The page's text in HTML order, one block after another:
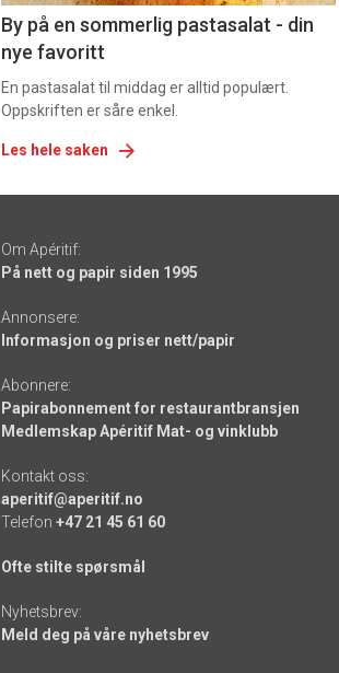
By på en sommerlig pastasalat - din
nye favoritt
En pastasalat til middag er alltid populært.
Oppskriften er såre enkel.
Les hele saken
Om Apéritif:
På nett og papir siden 1995
Annonsere:
Informasjon og priser nett/papir
Abonnere:
Papirabonnement for restaurantbransjen
Medlemskap Apéritif Mat- og vinklubb
Kontakt oss:
aperitif@aperitif.no
Telefon +47 21 45 61 60
Ofte stilte spørsmål
Nyhetsbrev:
Meld deg på våre nyhetsbrev